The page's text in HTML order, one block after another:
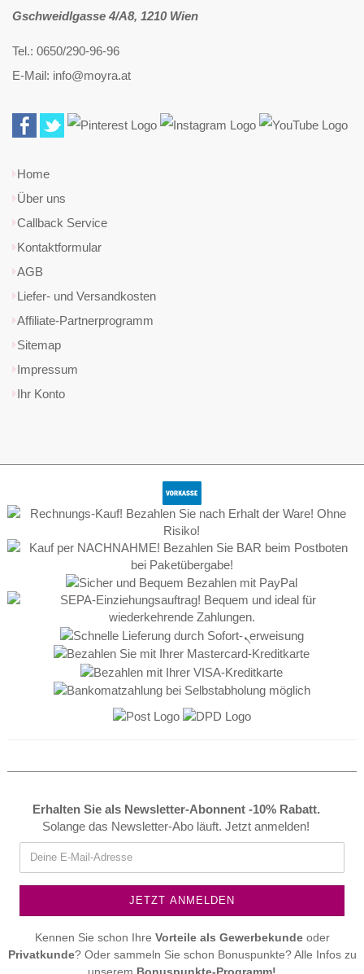
Gschweidlgasse 4/A8, 1210 Wien
Tel.: 0650/290-96-96
E-Mail: info@moyra.at
Home
Über uns
Callback Service
Kontaktformular
AGB
Liefer- und Versandkosten
Affiliate-Partnerprogramm
Sitemap
Impressum
Ihr Konto
Erhalten Sie als Newsletter-Abonnent -10% Rabatt.
Solange das Newsletter-Abo läuft. Jetzt anmelden!
Kennen Sie schon Ihre Vorteile als Gewerbekundeoder
Privatkunde? Oder sammeln Sie schon Bonuspunkte? Alle Infos zu